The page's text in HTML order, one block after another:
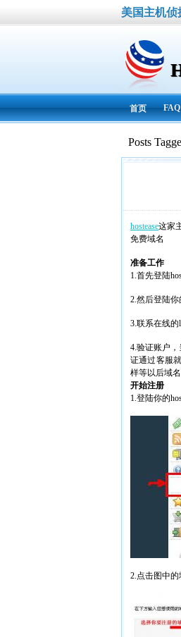
美国主机侦
首页 FAQ
Posts
hostease这家
免费域名
准备工作
1.首先登陆
2.然后登陆你
3.联系在线的
4.验证账户
证通过客服
样等以后域
开始注册
1.登陆你的
2.点击图中